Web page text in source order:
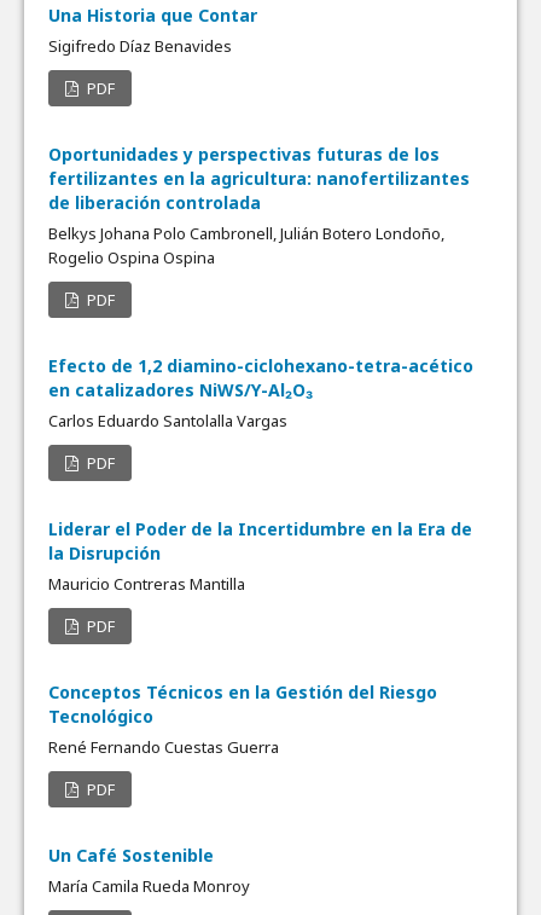
Una Historia que Contar
Sigifredo Díaz Benavides
PDF
Oportunidades y perspectivas futuras de los
fertilizantes en la agricultura: nanofertilizantes
de liberación controlada
Belkys Johana Polo Cambronell, Julián Botero Londoño,
Rogelio Ospina Ospina
PDF
Efecto de 1,2 diamino-ciclohexano-tetra-acético
en catalizadores NiWS/Y-Al₂O₃
Carlos Eduardo Santolalla Vargas
PDF
Liderar el Poder de la Incertidumbre en la Era de
la Disrupción
Mauricio Contreras Mantilla
PDF
Conceptos Técnicos en la Gestión del Riesgo
Tecnológico
René Fernando Cuestas Guerra
PDF
Un Café Sostenible
María Camila Rueda Monroy